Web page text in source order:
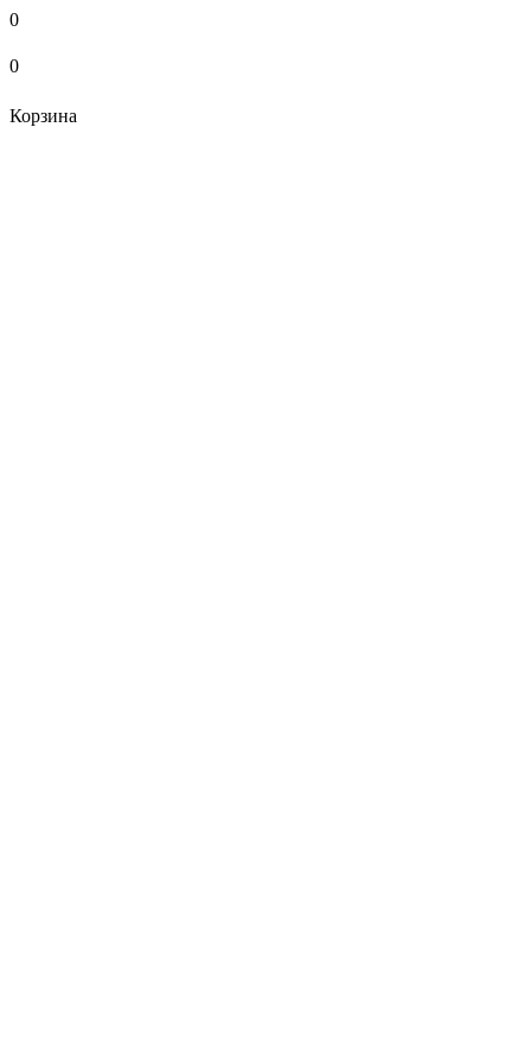
0
0
Корзина